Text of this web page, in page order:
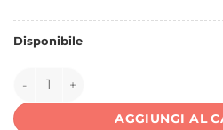
Disponibile
149850 quantità
AGGIUNGI AL